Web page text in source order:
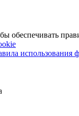
обеспечивать
использования